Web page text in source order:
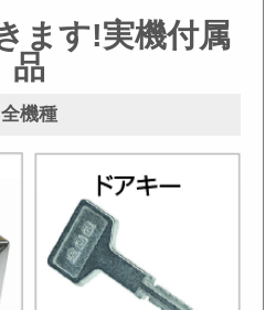
ます!実機付属
品
全機種